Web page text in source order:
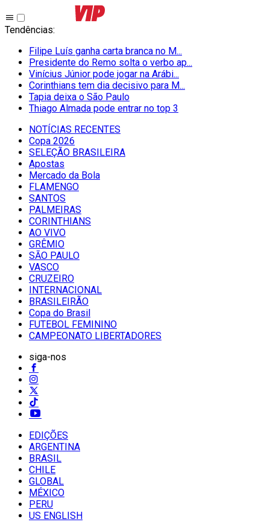
Tendências:
Filipe Luís ganha carta branca no M...
Presidente do Remo solta o verbo ap...
Vinícius Júnior pode jogar na Arábi...
Corinthians tem dia decisivo para M...
Tapia deixa o São Paulo
Thiago Almada pode entrar no top 3
NOTÍCIAS RECENTES
Copa 2026
SELEÇÃO BRASILEIRA
Apostas
Mercado da Bola
FLAMENGO
SANTOS
PALMEIRAS
CORINTHIANS
AO VIVO
GRÊMIO
SĀO PAULO
VASCO
CRUZEIRO
INTERNACIONAL
BRASILEIRÃO
Copa do Brasil
FUTEBOL FEMININO
CAMPEONATO LIBERTADORES
siga-nos
EDIÇÕES
ARGENTINA
BRASIL
CHILE
GLOBAL
MÉXICO
PERU
US ENGLISH